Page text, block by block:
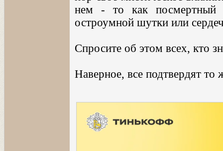
нем - то как посмертный
остроумной шутки или
Спросите об этом всех, кто
Наверное, все подтвердят то